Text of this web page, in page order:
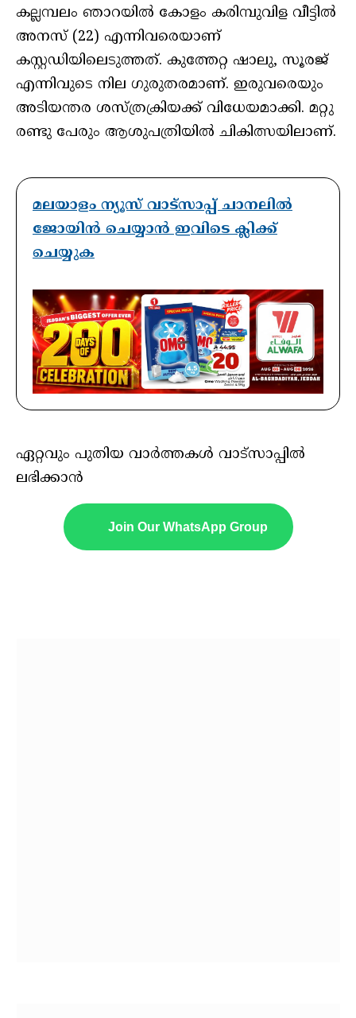
കല്ലമ്പലം ഞാറയില്‍ കോളം കരിമ്പുവിള വീട്ടില്‍
അനസ് (22) എന്നിവരെയാണ്
കസ്റ്റഡിയിലെടുത്തത്. കുത്തേറ്റ ഷാലു, സൂരജ്
എന്നിവുടെ നില ഗുരുതരമാണ്. ഇരുവരെയും
അടിയന്തര ശസ്ത്രക്രിയക്ക് വിധേയമാക്കി. മറ്റു
രണ്ടു പേരും ആശുപത്രിയില്‍ ചികിത്സയിലാണ്.
മലയാളം ന്യൂസ് വാട്സാപ്പ് ചാനലിൽ
ജോയിൻ ചെയ്യാൻ ഇവിടെ ക്ലിക്ക്
ചെയ്യുക
ഏറ്റവും പുതിയ വാർത്തകൾ വാട്സാപ്പിൽ
ലഭിക്കാൻ
Join Our WhatsApp Group